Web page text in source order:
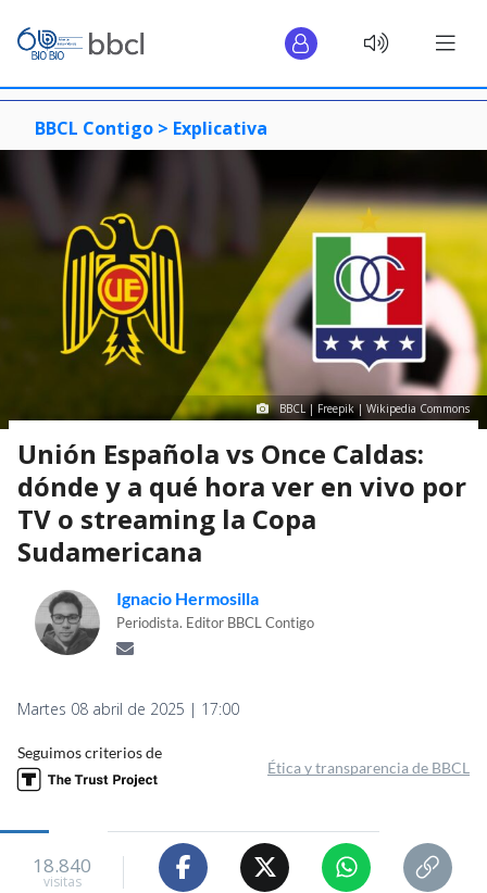
BBCL Contigo > Explicativa
BBCL | Freepik | Wikipedia Commons
Unión Española vs Once Caldas:
dónde y a qué hora ver en vivo por
TV o streaming la Copa
Sudamericana
Ignacio Hermosilla
Periodista. Editor BBCL Contigo
Martes 08 abril de 2025 | 17:00
Seguimos criterios de
Ética y transparencia de BBCL
18.840
visitas